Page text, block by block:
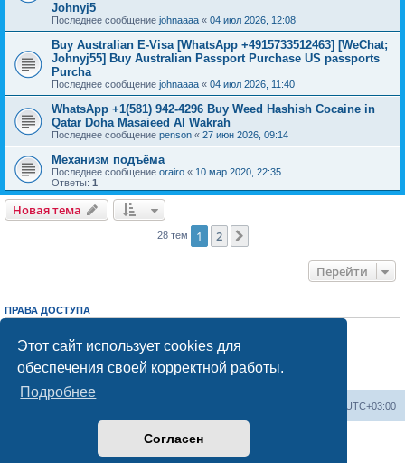
Этот сайт использует cookies для
обеспечения своей корректной работы.
Подробнее
Согласен
Johnyj5
Последнее сообщение johnaaaa « 04 июл 2026, 12:08
Buy Australian E-Visa [WhatsApp +4915733512463] [WeChat;
Johnyj55] Buy Australian Passport Purchase US passports
Purcha
Последнее сообщение johnaaaa « 04 июл 2026, 11:40
WhatsApp +1(581) 942-4296 Buy Weed Hashish Cocaine in
Qatar Doha Masaieed Al Wakrah
Последнее сообщение penson « 27 июн 2026, 09:14
Механизм подъёма
Последнее сообщение orairo « 10 мар 2020, 22:35
Ответы: 1
Новая тема
28 тем 1 2
Перейти
ПРАВА ДОСТУПА
Выне можетеотвечать на сообщения
Выне можетередактировать свои сообщения
Выне можетеудалять свои сообщения
добавлять вложения
UTC+03:00
Создано на основеphpBB® Forum Software © phpBB Limited
Русская поддержка phpBB